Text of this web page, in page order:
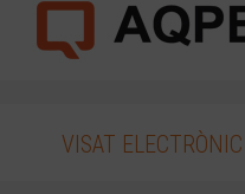
VISAT ELECTRÒNIC